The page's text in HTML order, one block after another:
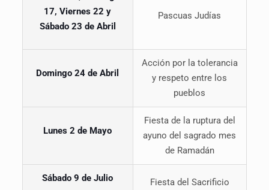
17, Viernes 22 y
Sábado 23 de Abril
Pascuas Judías
Domingo 24 de Abril
Acción por la tolerancia
y respeto entre los
pueblos
Lunes 2 de Mayo
Fiesta de la ruptura del
ayuno del sagrado mes
de Ramadán
Sábado 9 de Julio Fiesta del Sacrificio